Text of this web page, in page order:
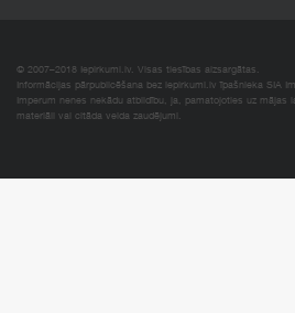
© 2007–2018 Iepirkumi.lv. Visas tiesības aizsargātas.
Informācijas pārpublicēšana bez iepirkumi.lv īpašnieka SIA
Imperum nenes nekādu atbildību, ja, pamatojoties uz mājas
materiāli vai citāda veida zaudējumi.